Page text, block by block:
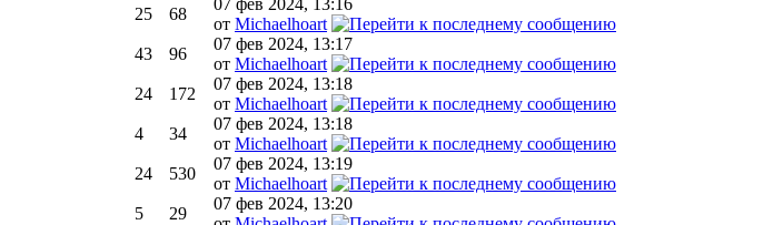
25 68
07 фев 2024, 13:16
от Michaelhoart
43 96
07 фев 2024, 13:17
от Michaelhoart
24 172
07 фев 2024, 13:18
от Michaelhoart
4 34
07 фев 2024, 13:18
от Michaelhoart
24 530
07 фев 2024, 13:19
от Michaelhoart
5 29
07 фев 2024, 13:20